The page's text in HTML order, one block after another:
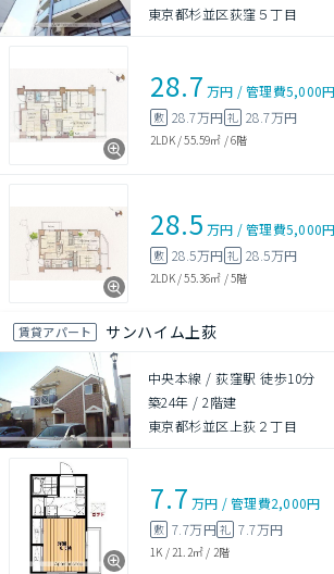
東京都杉並区荻窪５丁目
28.7 万円 /管理費5,000円
敷 28.7万円 礼 28.7万円
2LDK/55.59㎡ /6階
28.5 万円 /管理費5,000円
敷 28.5万円 礼 28.5万円
2LDK/55.36㎡ /5階
賃貸アパート サンハイム上荻
中央本線 / 荻窪駅 徒歩10分
築24年 /2階建
東京都杉並区上荻２丁目
7.7 万円 /管理費2,000円
敷 7.7万円礼 7.7万円
1K / 21.2㎡ / 2階